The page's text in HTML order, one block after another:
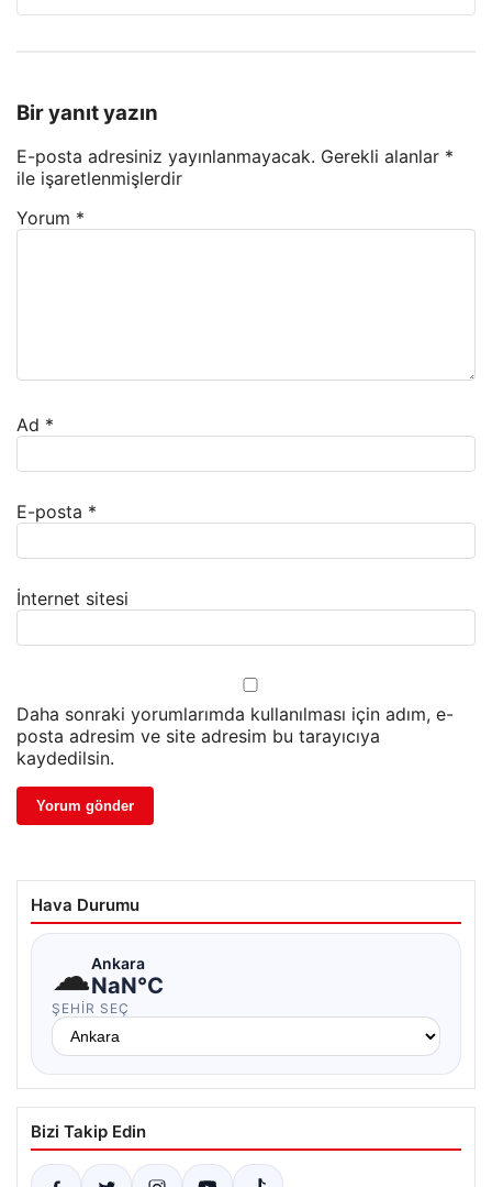
Bir yanıt yazın
E-posta adresiniz yayınlanmayacak. Gerekli alanlar *
ile işaretlenmişlerdir
Yorum *
Ad *
E-posta *
İnternet sitesi
Daha sonraki yorumlarımda kullanılması için adım, e-
posta adresim ve site adresim bu tarayıcıya
kaydedilsin.
Hava Durumu
☁Ankara
NaN°C
ŞEHIR SEÇ
Bizi Takip Edin